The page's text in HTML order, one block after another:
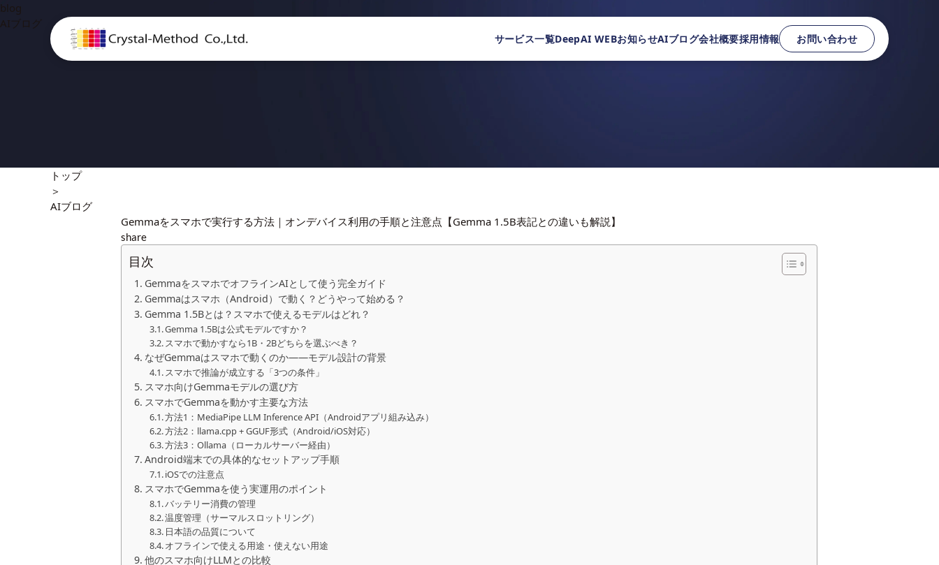
サービス一覧DeepAI WEBお知らせAIブログ会社概要採用情報 お問い合わせ
blog
AIブログ
トップ
＞
AIブログ
Gemmaをスマホで実行する方法｜オンデバイス利用の手順と注意点【Gemma 1.5B表記との違いも解説】
share
目次
GemmaをスマホでオフラインAIとして使う完全ガイド
Gemmaはスマホ（Android）で動く？どうやって始める？
Gemma 1.5Bとは？スマホで使えるモデルはどれ？
Gemma 1.5Bは公式モデルですか？
スマホで動かすなら1B・2Bどちらを選ぶべき？
なぜGemmaはスマホで動くのか——モデル設計の背景
スマホで推論が成立する「3つの条件」
スマホ向けGemmaモデルの選び方
スマホでGemmaを動かす主要な方法
方法1：MediaPipe LLM Inference API（Androidアプリ組み込み）
方法2：llama.cpp + GGUF形式（Android/iOS対応）
方法3：Ollama（ローカルサーバー経由）
Android端末での具体的なセットアップ手順
iOSでの注意点
スマホでGemmaを使う実運用のポイント
バッテリー消費の管理
温度管理（サーマルスロットリング）
日本語の品質について
オフラインで使える用途・使えない用途
他のスマホ向けLLMとの比較